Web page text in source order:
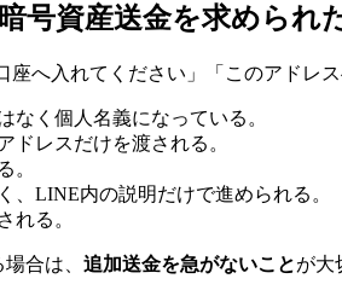
号資産送金を求められ
座へ入れてください」「このアドレ
なく個人名義になっている。
ドレスだけを渡される。
。
、LINE内の説明だけで進められる。
れる。
合は、 追加送金を急がないことが大